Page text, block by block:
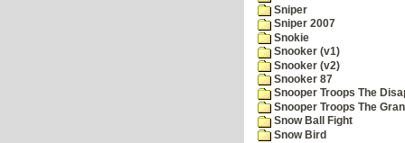
Sniper
Sniper 2007
Snokie
Snooker (v1)
Snooker (v2)
Snooker 87
Snooper Troops The
Snooper Troops The
Snow Ball Fight
Snow Bird